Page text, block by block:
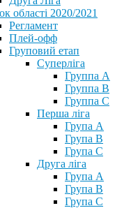
області 2020/2021
Регламент
Плей-офф
Груповий етап
Суперліга
Группа A
Группа B
Группа C
Перша ліга
Група A
Група B
Група C
Друга ліга
Група A
Група B
Група C